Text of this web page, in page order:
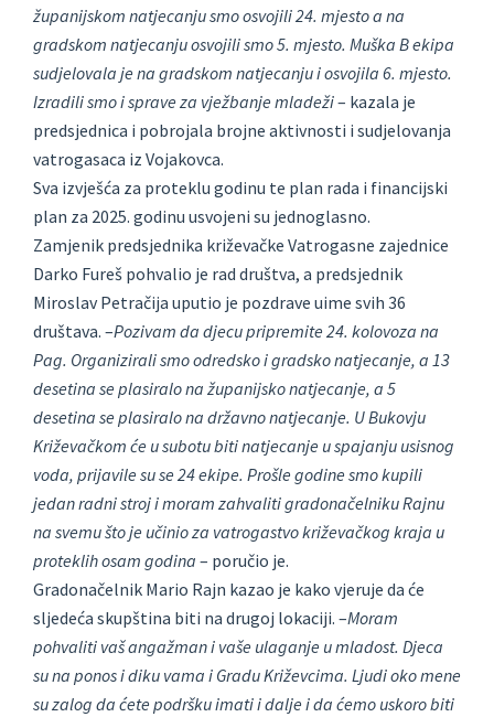
županijskom natjecanju smo osvojili 24. mjesto a na
gradskom natjecanju osvojili smo 5. mjesto. Muška B ekipa
sudjelovala je na gradskom natjecanju i osvojila 6. mjesto.
Izradili smo i sprave za vježbanje mladeži– kazala je
predsjednica i pobrojala brojne aktivnosti i sudjelovanja
vatrogasaca iz Vojakovca.
Sva izvješća za proteklu godinu te plan rada i financijski
plan za 2025. godinu usvojeni su jednoglasno.
Zamjenik predsjednika križevačke Vatrogasne zajednice
Darko Fureš pohvalio je rad društva, a predsjednik
Miroslav Petračija uputio je pozdrave uime svih 36
društava. –Pozivam da djecu pripremite 24. kolovoza na
Pag. Organizirali smo odredsko i gradsko natjecanje, a 13
desetina se plasiralo na županijsko natjecanje, a 5
desetina se plasiralo na državno natjecanje. U Bukovju
Križevačkom će u subotu biti natjecanje u spajanju usisnog
voda, prijavile su se 24 ekipe. Prošle godine smo kupili
jedan radni stroj i moram zahvaliti gradonačelniku Rajnu
na svemu što je učinio za vatrogastvo križevačkog kraja u
proteklih osam godina – poručio je.
Gradonačelnik Mario Rajn kazao je kako vjeruje da će
sljedeća skupština biti na drugoj lokaciji. –Moram
pohvaliti vaš angažman i vaše ulaganje u mladost. Djeca
su na ponos i diku vama i Gradu Križevcima. Ljudi oko mene
su zalog da ćete podršku imati i dalje i da ćemo uskoro biti